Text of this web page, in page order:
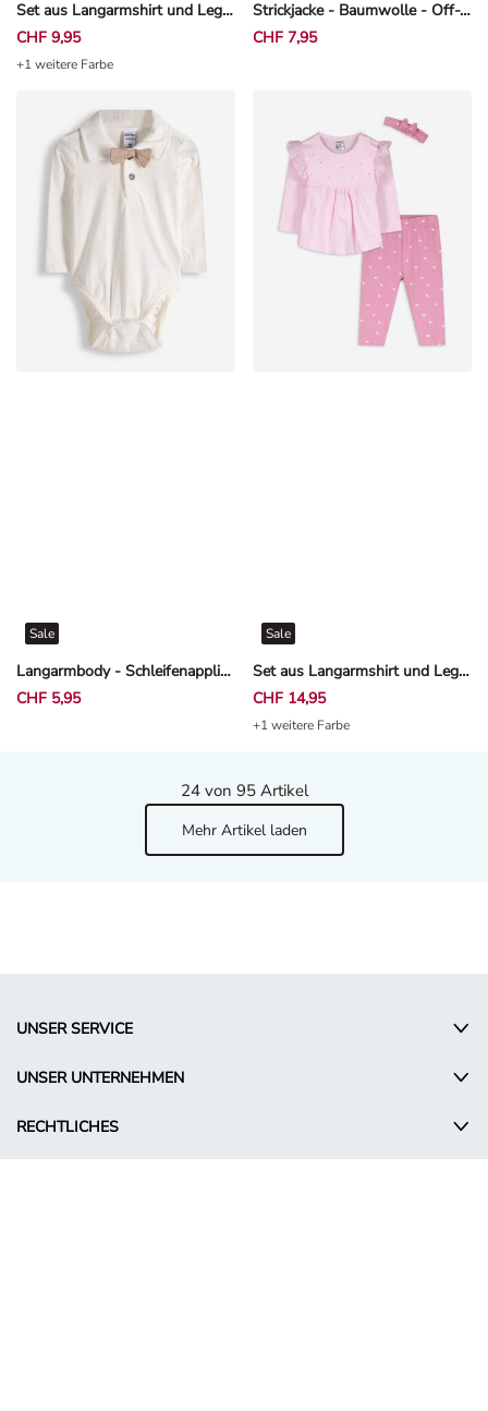
Set aus Langarmshirt und Leggings - Stickereien - Weiß
CHF 9,95
+1 weitere Farbe
Strickjacke - Baumwolle - Off-White
CHF 7,95
Langarmbody - Schleifenapplikation - Off-White
Sale
CHF 5,95
Set aus Langarmshirt und Leggings - Stickereien - Rosa
Sale
CHF 14,95
+1 weitere Farbe
24von 95 Artikel
Mehr Artikel laden
UNSER SERVICE
UNSER UNTERNEHMEN
RECHTLICHES